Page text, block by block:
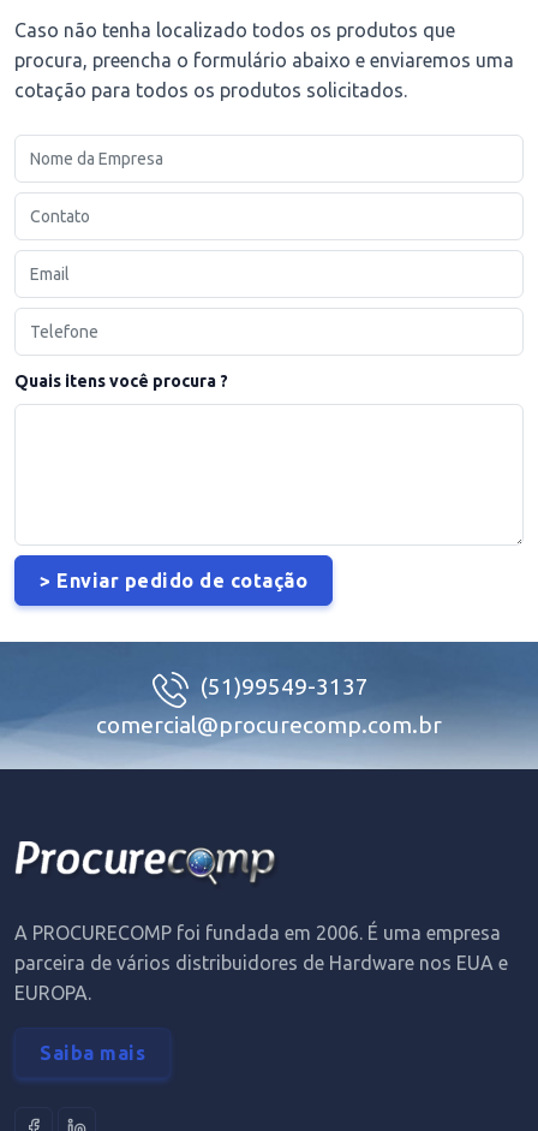
Caso não tenha localizado todos os produtos que
procura, preencha o formulário abaixo e enviaremos uma
cotação para todos os produtos solicitados.
Quais itens você procura ?
(51)99549-3137
comercial@procurecomp.com.br
A PROCURECOMP foi fundada em 2006. É uma empresa
parceira de vários distribuidores de Hardware nos EUA e
EUROPA.
Saiba mais